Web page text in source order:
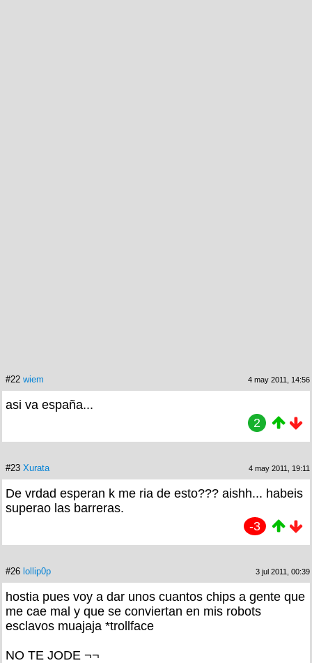
#22 wiem 4 may 2011, 14:56
asi va españa...
2
#23 Xurata 4 may 2011, 19:11
De vrdad esperan k me ria de esto??? aishh... habeis
superao las barreras.
-3
#26 lollip0p 3 jul 2011, 00:39
hostia pues voy a dar unos cuantos chips a gente que
me cae mal y que se conviertan en mis robots
esclavos muajaja *trollface
NO TE JODE ¬¬